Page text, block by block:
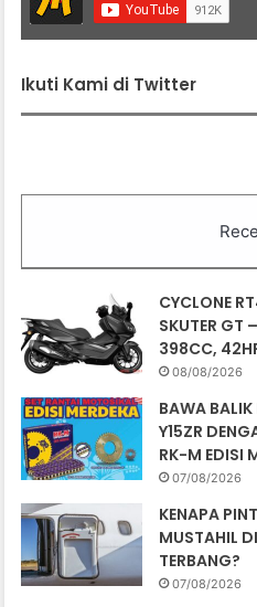
Ikuti Kami di Twitter
CYCLONE
SKUTER GT
398CC,
08/08/2026
BAWA
Y15ZR
RK-M EDISI
07/08/2026
KENAPA
MUSTAHIL
TERBANG?
07/08/2026